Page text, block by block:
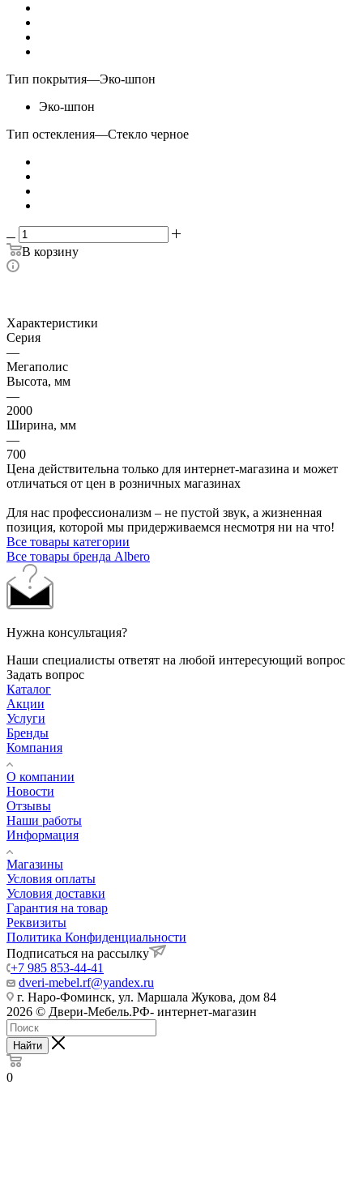
Тип покрытия—Эко-шпон
Эко-шпон
Тип остекления—Стекло черное
В корзину
Характеристики
Серия
—
Мегаполис
Высота, мм
—
2000
Ширина, мм
—
700
Цена действительна только для интернет-магазина и может
отличаться от цен в розничных магазинах
Для нас профессионализм – не пустой звук, а жизненная
позиция, которой мы придерживаемся несмотря ни на что!
Все товары категории
Все товары бренда Albero
Нужна консультация?
Наши специалисты ответят на любой интересующий вопрос
Задать вопрос
Каталог
Акции
Услуги
Бренды
Компания
О компании
Новости
Отзывы
Наши работы
Информация
Магазины
Условия оплаты
Условия доставки
Гарантия на товар
Реквизиты
Политика Конфиденциальности
Подписаться на рассылку
+7 985 853-44-41
dveri-mebel.rf@yandex.ru
г. Наро-Фоминск, ул. Маршала Жукова, дом 84
2026 © Двери-Мебель.РФ- интернет-магазин
Найти
0